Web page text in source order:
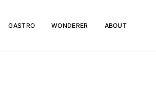
GASTRO WONDERER ABOUT